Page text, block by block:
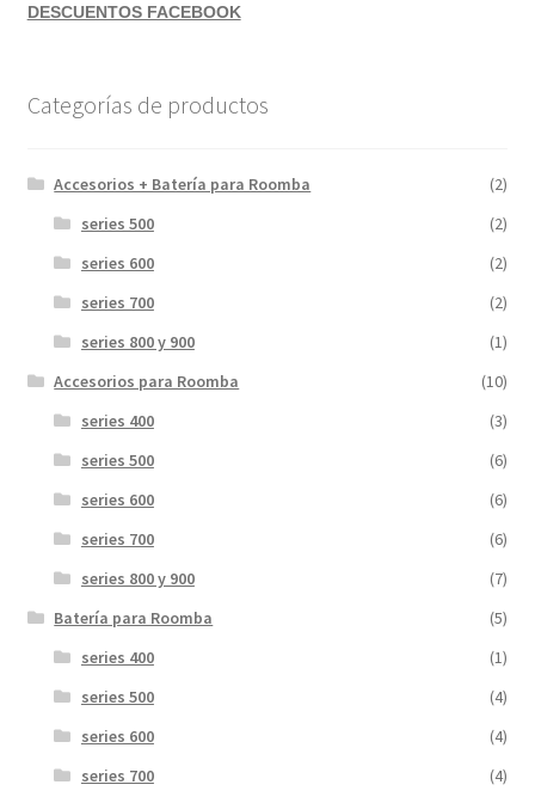
DESCUENTOS FACEBOOK
Categorías de productos
Accesorios + Batería para Roomba
(2)
series 500
(2)
series 600
(2)
series 700
(2)
series 800 y 900
(1)
Accesorios para Roomba
(10)
series 400
(3)
series 500
(6)
series 600
(6)
series 700
(6)
series 800 y 900
(7)
Batería para Roomba
(5)
series 400
(1)
series 500
(4)
series 600
(4)
series 700
(4)